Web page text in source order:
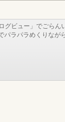
グビュー」でごらん
パラパラめくりなが